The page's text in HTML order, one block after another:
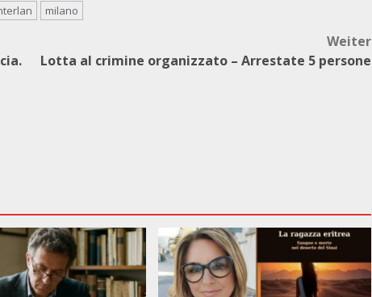
milano
Weiter
Lotta al crimine organizzato – Arrestate 5 persone